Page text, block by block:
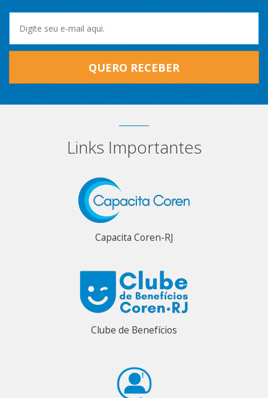
QUERO RECEBER
Links Importantes
Capacita Coren-RJ
Clube de Benefícios